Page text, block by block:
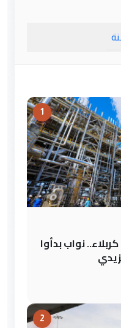
1
نواب بدأوا
2